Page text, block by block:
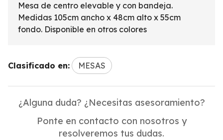
Mesa de centro elevable y con bandeja.
Medidas 105cm ancho x 48cm alto x 55cm
fondo. Disponible en otros colores
Clasificado en: MESAS
¿Alguna duda? ¿Necesitas asesoramiento?
Ponte en contacto con nosotros y
resolveremos tus dudas.